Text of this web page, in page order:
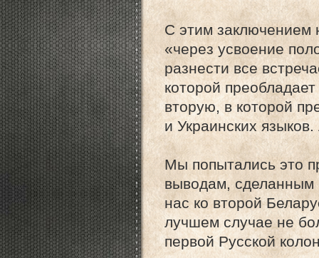
С этим заключением
«через усвоение
разнести все
которой
вторую, в которой
и Украинских
Мы попытались это
выводам, сделанным
нас ко второй
лучшем случае не
первой Русской